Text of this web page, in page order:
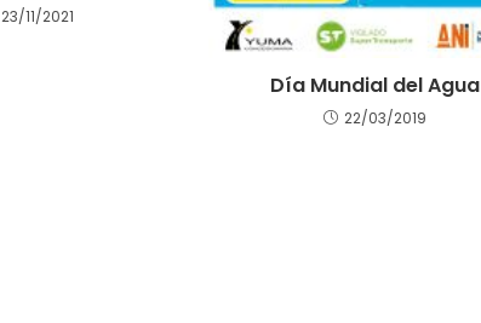
23/11/2021
Día Mundial del Agua
22/03/2019